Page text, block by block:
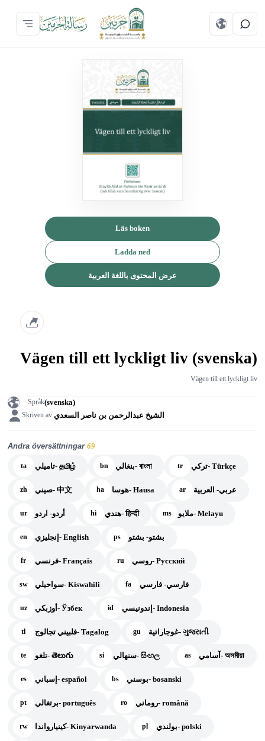
Läs boken
Ladda ned
عرض المحتوى باللغة العربية
Vägen till ett lyckligt liv (svenska)
Vägen till ett lyckligt liv
Språk(svenska)
Skriven av:الشيخ عبدالرحمن بن ناصر السعدي
Andra översättningar69
ta تاميلي- தமிழ் bn بنغالي- বাংলা tr تركي- Türkçe
zh صيني- 中文 ha هوسا- Hausa ar عربي- العربية
ur أردو- اردو hi هندي- हिन्दी ms ملايو- Melayu
en إنجليزي- English ps بشتو- بشتو
fr فرنسي- Français ru روسي- Русский
sw سواحيلي- Kiswahili fa فارسي- فارسي
uz أوزبكي- Ўзбек id إندونيسي- Indonesia
tl فلبيني تجالوج- Tagalog gu غوجاراتية- ગુજરાતી
te تلغو- తెలుగు si سنهالي- සිංහල as آسامي- অসমীয়া
es إسباني- español bs بوسني- bosanski
pt برتغالي- português ro روماني- română
rw كينيارواندا- Kinyarwanda pl بولندي- polski